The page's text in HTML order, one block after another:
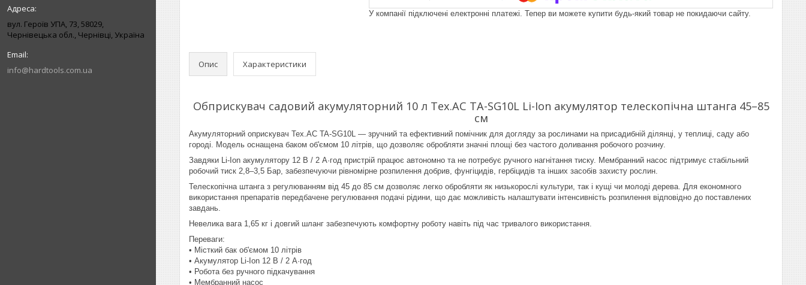
вул. Героїв УПА, 73, 58029,
Чернівецька обл., Чернівці, Україна
info@hardtools.com.ua
У компанії підключені електронні платежі. Тепер ви можете купити будь-який товар не покидаючи сайту.
Опис Характеристики
Обприскувач садовий акумуляторний 10 л Tex.AC TA-SG10L Li-Ion акумулятор телескопічна штанга 45–85
см
Акумуляторний оприскувач Tex.AC TA-SG10L — зручний та ефективний помічник для догляду за рослинами на присадибній ділянці, у теплиці, саду або
городі. Модель оснащена баком об'ємом 10 літрів, що дозволяє обробляти значні площі без частого доливання робочого розчину.
Завдяки Li-Ion акумулятору 12 В / 2 А·год пристрій працює автономно та не потребує ручного нагнітання тиску. Мембранний насос підтримує стабільний
робочий тиск 2,8–3,5 Бар, забезпечуючи рівномірне розпилення добрив, фунгіцидів, гербіцидів та інших засобів захисту рослин.
Телескопічна штанга з регулюванням від 45 до 85 см дозволяє легко обробляти як низькорослі культури, так і кущі чи молоді дерева. Для економного
використання препаратів передбачене регулювання подачі рідини, що дає можливість налаштувати інтенсивність розпилення відповідно до поставлених
завдань.
Невелика вага 1,65 кг і довгий шланг забезпечують комфортну роботу навіть під час тривалого використання.
Переваги:
• Місткий бак об'ємом 10 літрів
• Акумулятор Li-Ion 12 В / 2 А·год
• Робота без ручного підкачування
• Мембранний насос